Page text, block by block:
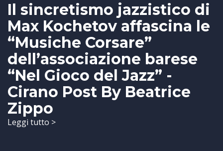
Il sincretismo jazzistico di
Max Kochetov affascina le
“Musiche Corsare”
dell’associazione barese
“Nel Gioco del Jazz” -
Cirano Post By Beatrice
Zippo
Leggi tutto >